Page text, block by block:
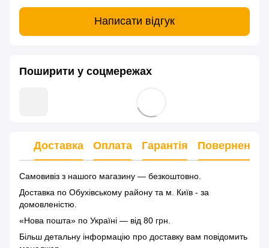
Написати відгук
Поширити у соцмережах
Доставка Оплата Гарантія Повернення
Самовивіз з нашого магазину — безкоштовно.
Доставка по Обухівському району та м. Київ - за
домовленістю.
«Нова пошта» по Україні — від 80 грн.
Більш детальну інформацію про доставку вам повідомить